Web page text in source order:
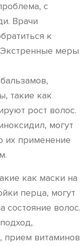
с
Врачи
к
Экстренные меры
такие как
рост волос.
могут
их применение
как маски на
перца, могут
состояние волос.
прием витаминов